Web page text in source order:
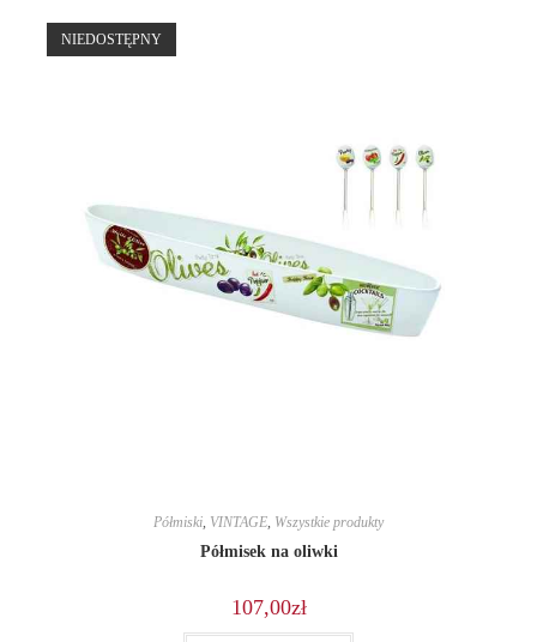
NIEDOSTĘPNY
Półmiski VINTAGE Wszystkie produkty
Półmisek na oliwki
107,00zł